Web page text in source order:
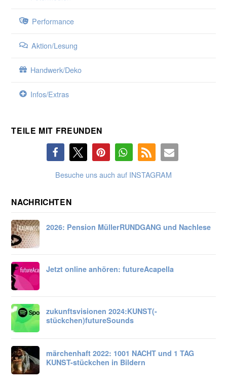
Performance
Aktion/Lesung
Handwerk/Deko
Infos/Extras
TEILE MIT FREUNDEN
Besuche uns auch auf INSTAGRAM
NACHRICHTEN
2026: Pension MüllerRUNDGANG und Nachlese
Jetzt online anhören: futureAcapella
zukunftsvisionen 2024:KUNST(-
stückchen)futureSounds
märchenhaft 2022: 1001 NACHT und 1 TAG
KUNST-stückchen in Bildern